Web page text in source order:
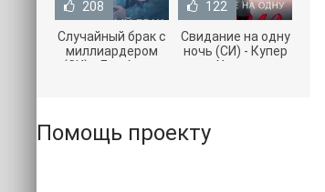
208
Случайный брак с
миллиардером
(СИ) - Лав Агата
122
Свидание на одну
ночь (СИ) - Купер
Хелен
Помощь проекту